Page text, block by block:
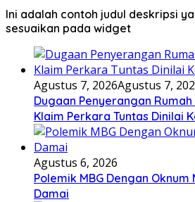
Ini adalah contoh judul deskripsi
sesuaikan pada widget
Agustus 7, 2026Agustus 7,
Dugaan Penyerangan
Klaim Perkara Tuntas Dinilai
Agustus 6, 2026
Polemik MBG Dengan
Damai